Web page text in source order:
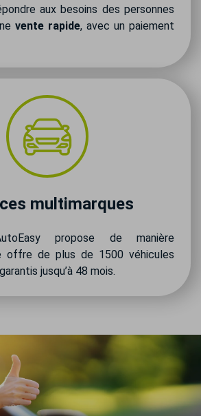
aux besoins des personnes
vente rapide, avec un paiement
multimarques
propose de manière
offre de plus de 1500 véhicules
jusqu’à 48 mois.